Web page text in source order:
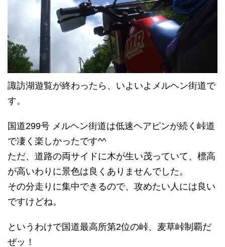
諏訪湖遊覧が終わったら、いよいよメルヘン街道で
す。
国道299号 メルヘン街道は低速ヘアピンが続く峠道
で凄く楽しかったです^^
ただ、道路の両サイドに木が生い茂っていて、標高
が高いわりに景色は良くありませんでした。
その分走りに集中できるので、攻めたい人には良い
ですけどね。
というわけで国道最高所第2位の峠、麦草峠制覇だ
ぜッ！